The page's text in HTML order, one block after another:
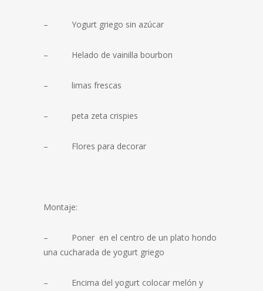
– Yogurt griego sin azúcar
– Helado de vainilla bourbon
– limas frescas
– peta zeta crispies
– Flores para decorar
Montaje:
– Poner en el centro de un plato hondo
una cucharada de yogurt griego
– Encima del yogurt colocar melón y